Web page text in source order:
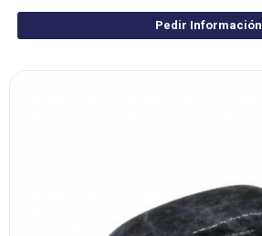
Pedir Información